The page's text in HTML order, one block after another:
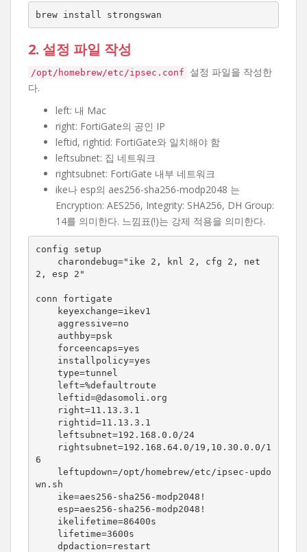
brew install strongswan
2. 설정 파일 작성
/opt/homebrew/etc/ipsec.conf
설정 파일을 작성한
다.
left: 내 Mac
right: FortiGate의 공인 IP
leftid, rightid: FortiGate와 일치해야 함
leftsubnet: 집 네트워크
rightsubnet: FortiGate 내부 네트워크
ike나 esp의 aes256-sha256-modp2048 는
Encryption: AES256, Integrity: SHA256, DH Group:
14를 의미한다. 느낌표(!)는 강제 적용을 의미한다.
config setup
2, esp 2"
conn fortigate
6
wn.sh